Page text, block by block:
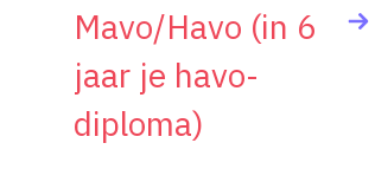
Mavo/Havo (in 6
jaar je havo-
diploma)